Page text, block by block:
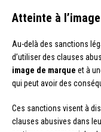
Atteinte à l’image
Au-delà des sanctions
d’utiliser des clauses
image de marque et à
qui peut avoir des
Ces sanctions visent à
clauses abusives dans